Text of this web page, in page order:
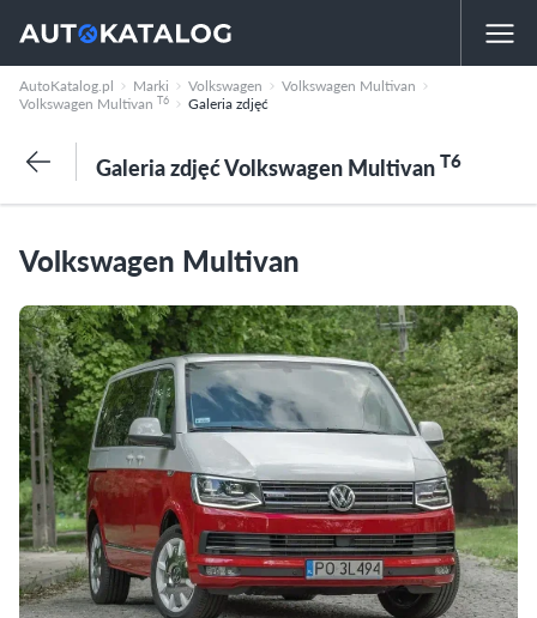
AutoKatalog.pl Marki Volkswagen
Volkswagen Multivan
Volkswagen Multivan T6 Galeria zdjęć
Galeria zdjęć Volkswagen MultivanT6
Volkswagen Multivan